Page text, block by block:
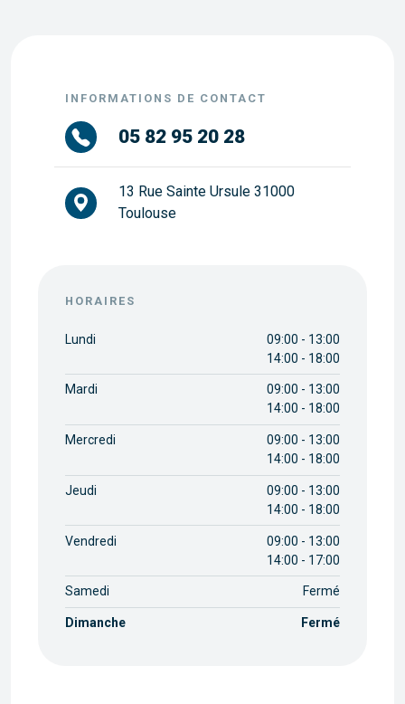
INFORMATIONS DE CONTACT
05 82 95 20 28
13 Rue Sainte Ursule 31000
Toulouse
HORAIRES
Lundi
09:00 - 13:00
14:00 - 18:00
Mardi
09:00 - 13:00
14:00 - 18:00
Mercredi
09:00 - 13:00
14:00 - 18:00
Jeudi
09:00 - 13:00
14:00 - 18:00
Vendredi
09:00 - 13:00
14:00 - 17:00
Samedi Fermé
Dimanche Fermé